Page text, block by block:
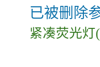
已被删除
紧凑荧光灯